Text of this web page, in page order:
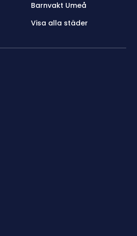
Barnvakt Umeå
Visa alla städer